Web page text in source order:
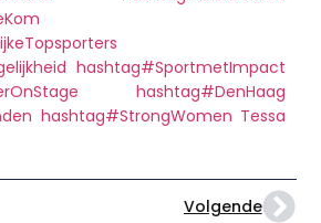
hashtag#SportmetImpact
hashtag#DenHaag
hashtag#StrongWomen Tessa
Volgende